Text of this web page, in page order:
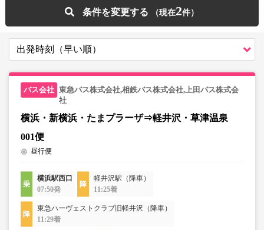
条件を変更する 2
東急バス株式会社,相鉄バス株式会社,上田バス株式会
社
横浜・新横浜・たまプラーザ⇒軽井沢・草津温泉
001便
昼行便
横浜駅西口
07:50発
軽井沢駅（降車）
11:25着
東急ハーヴェストクラブ旧軽井沢（降車）
11:29着